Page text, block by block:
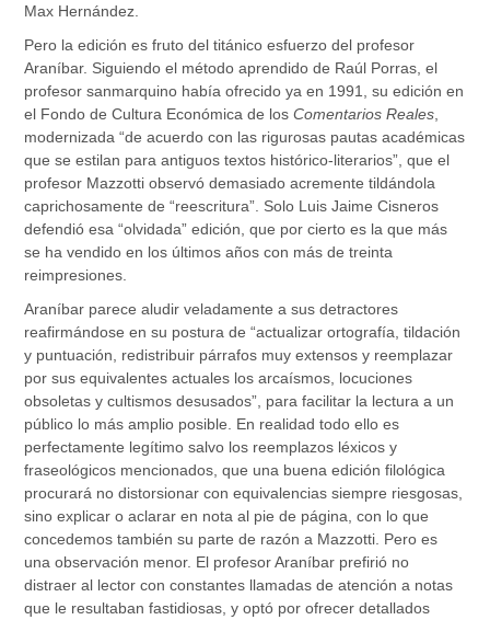
Max Hernández.
Pero la edición es fruto del titánico esfuerzo del profesor
Araníbar. Siguiendo el método aprendido de Raúl Porras, el
profesor sanmarquino había ofrecido ya en 1991, su edición en
el Fondo de Cultura Económica de losComentarios Reales
modernizada “de acuerdo con las rigurosas pautas académicas
que se estilan para antiguos textos histórico-literarios”, que el
profesor Mazzotti observó demasiado acremente tildándola
caprichosamente de “reescritura”. Solo Luis Jaime Cisneros
defendió esa “olvidada” edición, que por cierto es la que más
se ha vendido en los últimos años con más de treinta
reimpresiones.
Araníbar parece aludir veladamente a sus detractores
reafirmándose en su postura de “actualizar ortografía, tildación
y puntuación, redistribuir párrafos muy extensos y reemplazar
por sus equivalentes actuales los arcaísmos, locuciones
obsoletas y cultismos desusados”, para facilitar la lectura a un
público lo más amplio posible. En realidad todo ello es
perfectamente legítimo salvo los reemplazos léxicos y
fraseológicos mencionados, que una buena edición filológica
procurará no distorsionar con equivalencias siempre riesgosas,
sino explicar o aclarar en nota al pie de página, con lo que
concedemos también su parte de razón a Mazzotti. Pero es
una observación menor. El profesor Araníbar prefirió no
distraer al lector con constantes llamadas de atención a notas
que le resultaban fastidiosas, y optó por ofrecer detallados